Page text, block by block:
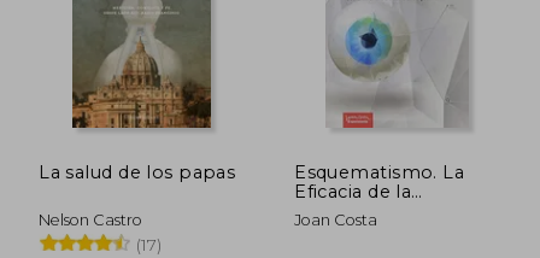
15%
dcto. $ 1.012
45%
dcto.
La salud de los papas
Nelson Castro
(17)
Esquematismo. La
Eficacia de la
Simplicidad
Joan Costa